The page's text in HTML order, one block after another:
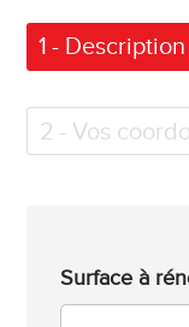
1 -
2 - Vos
Surface à